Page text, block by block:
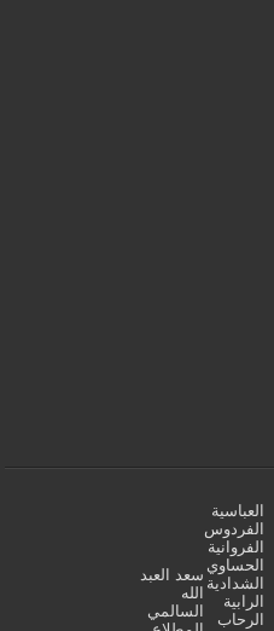
العباسية
الفردوس
الفروانية
الحساوي
الشدادية
الرابية
الرحاب
سعد العبد
الله
السالمي